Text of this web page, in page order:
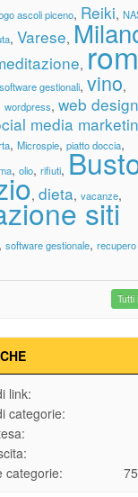
ascoli piceno, Reiki,
, Varese,
,
software gestionali, vino,
wordpress, web design
media
, Microspie, piatto doccia,
, olio, rifiuti,
, dieta, vacanze,
siti
, software gestionale, recupero
Tutti
link:
categorie:
categorie: